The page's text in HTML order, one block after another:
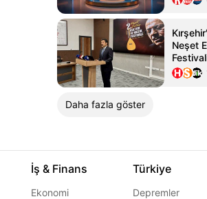
Neşet
Daha fazla göster
İş & Finans
Ekonomi
Türkiye
Depremler